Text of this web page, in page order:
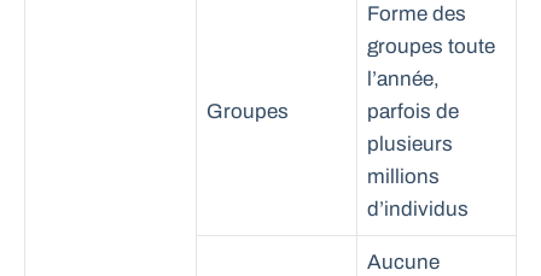
Groupes
Forme des
groupes toute
l’année,
parfois de
plusieurs
millions
d’individus
Aucune